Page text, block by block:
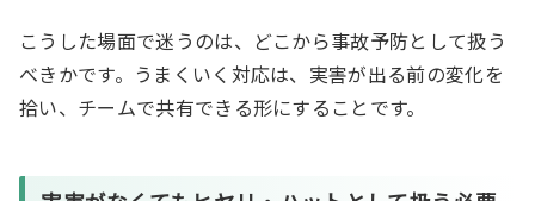
こうした場面で迷うのは、どこから事故予防として扱う
べきかです。うまくいく対応は、実害が出る前の変化を
拾い、チームで共有できる形にすることです。